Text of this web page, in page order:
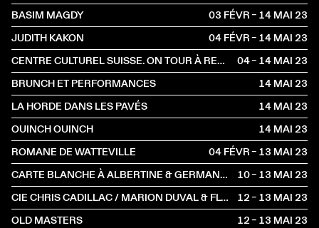
BASIM MAGDY
03 FÉVR – 14 MAI2023
JUDITH KAKON
04 FÉVR – 14 MAI2023
CENTRE CULTUREL SUISSE. ON TOUR À RENNES
04 – 14 MAI2023
BRUNCH ET PERFORMANCES
14 MAI2023
LA HORDE DANS LES PAVÉS
14 MAI2023
OUINCH OUINCH
14 MAI2023
ROMANE DE WATTEVILLE
04 FÉVR – 13 MAI2023
CARTE BLANCHE À ALBERTINE & GERMANO ZULLO
10 – 13 MAI2023
CIE CHRIS CADILLAC / MARION DUVAL & FLORIAN LEDUC
12 – 13 MAI2023
OLD MASTERS
12 – 13 MAI2023